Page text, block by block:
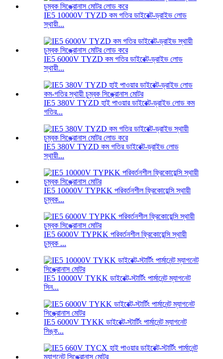
IE5 10000V TYZD কম গতির ডাইরেক্ট-ড্রাইভ লোড
স্থায়ী...
IE5 6000V TYZD কম গতির ডাইরেক্ট-ড্রাইভ লোড
স্থায়ী...
IE5 380V TYZD হাই পাওয়ার ডাইরেক্ট-ড্রাইভ লোড কম
গতির...
IE5 380V TYZD কম গতির ডাইরেক্ট-ড্রাইভ লোড
স্থায়ী...
IE5 10000V TYPKK পরিবর্তনশীল ফ্রিকোয়েন্সি স্থায়ী
চুম্বক...
IE5 6000V TYPKK পরিবর্তনশীল ফ্রিকোয়েন্সি স্থায়ী
চুম্বক ...
IE5 10000V TYKK ডাইরেক্ট-স্টার্টিং পার্মানেন্ট ম্যাগনেট
সিন...
IE5 6000V TYKK ডাইরেক্ট-স্টার্টিং পার্মানেন্ট ম্যাগনেট
সিঙ্ক...